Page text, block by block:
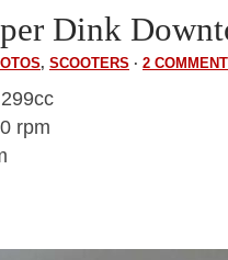
Dink
, SCOOTERS · 2
rpm